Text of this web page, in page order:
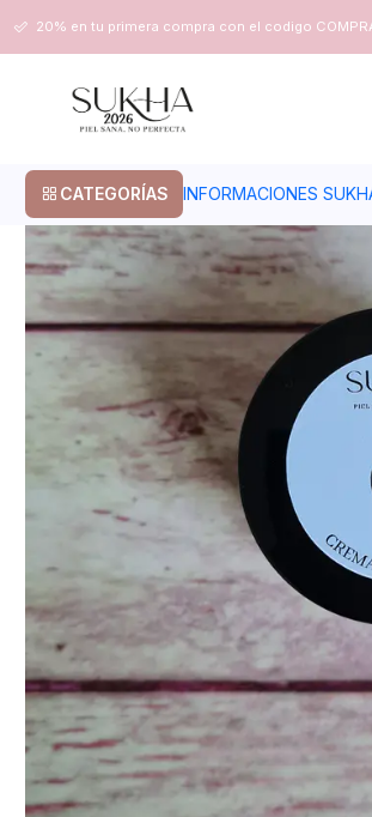
CATEGORÍAS INFORMACIONES
20% en tu primera compra con el codigo
Inicio Cuidado facial Piel madura Crema de